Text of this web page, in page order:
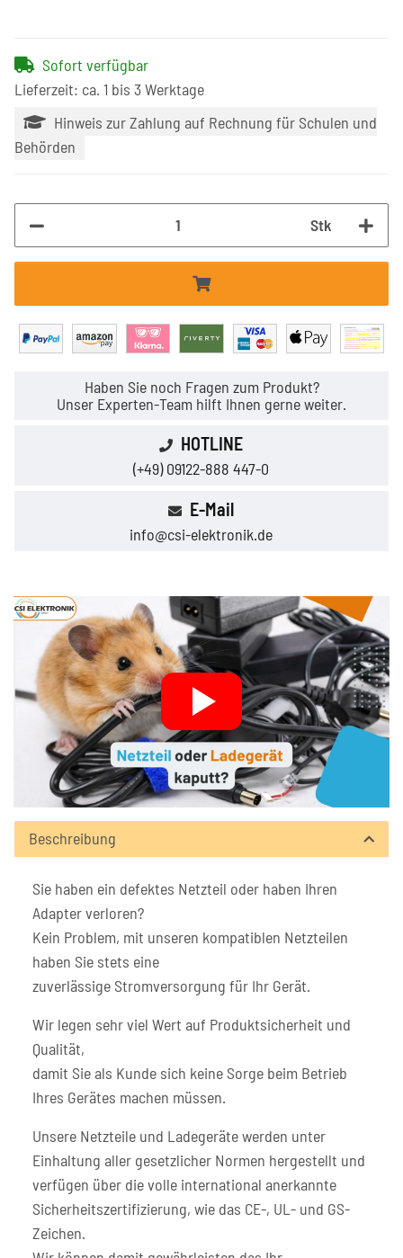
Sofort verfügbar
Lieferzeit: ca. 1 bis 3 Werktage
Hinweis zur Zahlung auf Rechnung für Schulen und
Behörden
Stk
Haben Sie noch Fragen zum Produkt?
Unser Experten-Team hilft Ihnen gerne weiter.
HOTLINE
(+49) 09122-888 447-0
E-Mail
info@csi-elektronik.de
Beschreibung
Sie haben ein defektes Netzteil oder haben Ihren
Adapter verloren?
Kein Problem, mit unseren kompatiblen Netzteilen
haben Sie stets eine
zuverlässige Stromversorgung für Ihr Gerät.
Wir legen sehr viel Wert auf Produktsicherheit und
Qualität,
damit Sie als Kunde sich keine Sorge beim Betrieb
Ihres Gerätes machen müssen.
Unsere Netzteile und Ladegeräte werden unter
Einhaltung aller gesetzlicher Normen hergestellt und
verfügen über die volle international anerkannte
Sicherheitszertifizierung, wie das CE-, UL- und GS-
Zeichen.